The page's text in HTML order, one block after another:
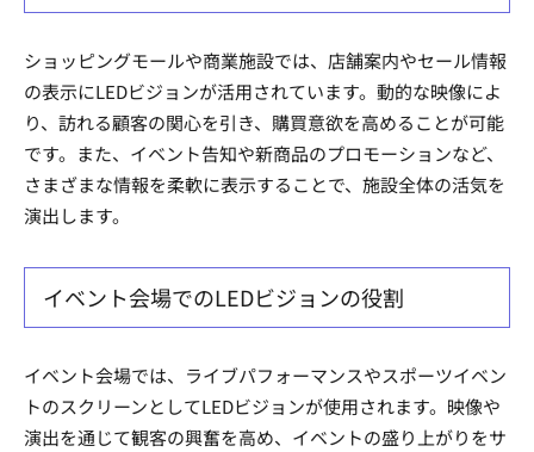
ショッピングモールや商業施設では、店舗案内やセール情報
の表示にLEDビジョンが活用されています。動的な映像によ
り、訪れる顧客の関心を引き、購買意欲を高めることが可能
です。また、イベント告知や新商品のプロモーションなど、
さまざまな情報を柔軟に表示することで、施設全体の活気を
演出します。
イベント会場でのLEDビジョンの役割
イベント会場では、ライブパフォーマンスやスポーツイベン
トのスクリーンとしてLEDビジョンが使用されます。映像や
演出を通じて観客の興奮を高め、イベントの盛り上がりをサ